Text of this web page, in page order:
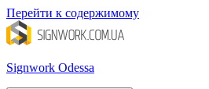
Перейти к содержимому
Signwork Odessa